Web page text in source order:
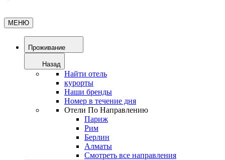
МЕНЮ
Проживание
Назад
Найти отель
курорты
Наши бренды
Номер в течение дня
Отели По Направлению
Париж
Рим
Берлин
Алматы
Смотреть все направления